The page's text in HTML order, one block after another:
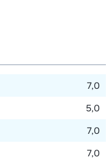
7,0
5,0
7,0
7,0